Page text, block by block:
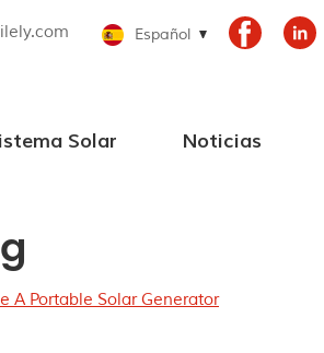
Español
Solar Noticias
A Portable Solar Generator